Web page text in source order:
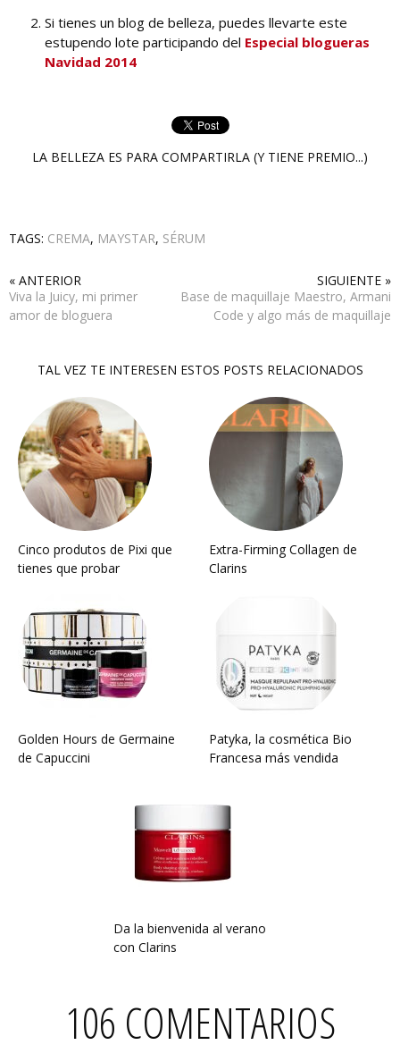
Si tienes un blog de belleza, puedes llevarte este
estupendo lote participando del Especial blogueras
Navidad 2014
LA BELLEZA ES PARA COMPARTIRLA (Y TIENE PREMIO...)
TAGS: CREMA, MAYSTAR, SÉRUM
« ANTERIOR
Viva la Juicy, mi primer
amor de bloguera
SIGUIENTE »
Base de maquillaje Maestro, Armani
Code y algo más de maquillaje
TAL VEZ TE INTERESEN ESTOS POSTS RELACIONADOS
Cinco produtos de Pixi que
tienes que probar
Extra-Firming Collagen de
Clarins
Golden Hours de Germaine
de Capuccini
Patyka, la cosmética Bio
Francesa más vendida
Da la bienvenida al verano
con Clarins
106 COMENTARIOS